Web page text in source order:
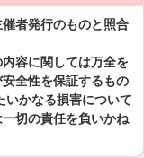
者発行のものと照合
容に関しては万全を
全性を保証するもの
いかなる損害について
切の責任を負いかね